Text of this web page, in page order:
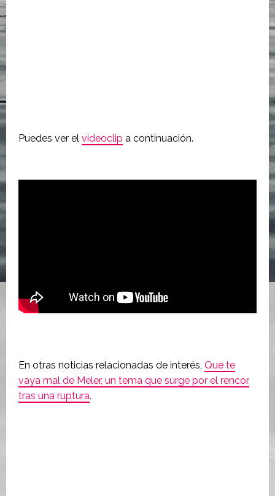
Puedes ver el videoclip a continuación.
En otras noticias relacionadas de interés, Que te
vaya mal de Meler, un tema que surge por el rencor
tras una ruptura.